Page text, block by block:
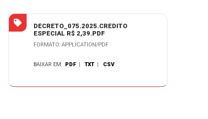
DECRETO_075.2025.CREDITO
ESPECIAL R$ 2,39.PDF
FORMATO: APPLICATION/PDF
BAIXAR EM: PDF |TXT | CSV